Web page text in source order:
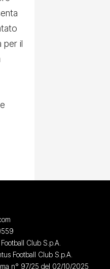
per il
Club S.p.A.
Football Club S.p.A.
n° 97/25 del 02/10/2025